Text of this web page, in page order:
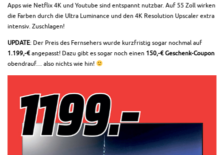
Apps wie Netflix 4K und Youtube sind entspannt nutzbar. Auf 55 Zoll wirken
die Farben durch die Ultra Luminance und den 4K Resolution Upscaler extra
intensiv. Zuschlagen!
UPDATE: Der Preis des Fernsehers wurde kurzfristig sogar nochmal auf
1.199,-€angepasst! Dazu gibt es sogar noch einen 150,-€Geschenk-Coupon
obendrauf… also nichts wie hin!